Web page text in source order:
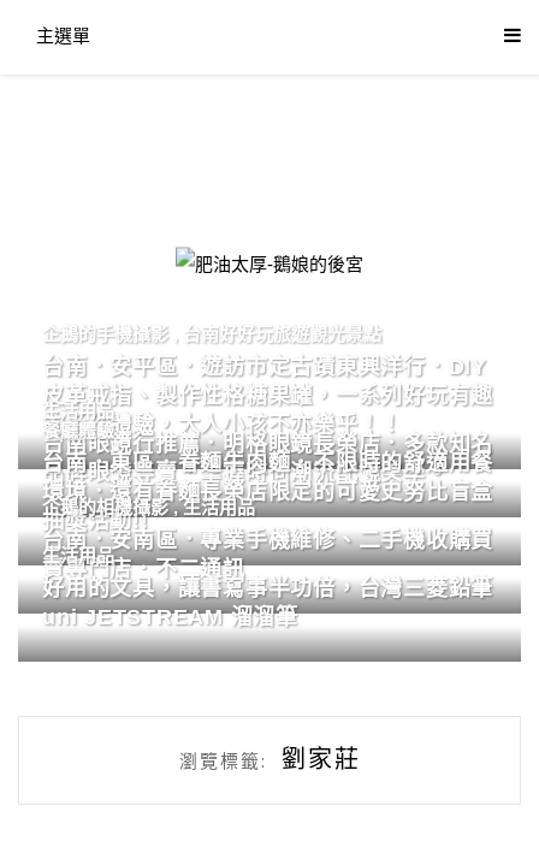
主選單
肥油太厚-鵝娘的後宮
企鵝的手機攝影 台南好好玩旅遊觀光景點
台南．安平區．遊訪市定古蹟東興洋行．DIY
皮革戒指、製作性格糖果罐，一系列好玩有趣
的手作體驗，大人小孩不亦樂乎！！
生活用品
台南眼鏡行推薦．明格眼鏡長榮店．多款知名
品牌眼鏡專賣．掌握時尚潮流配鏡美學。
餐廳體驗
台南．東區．眷麵牛肉麵．不限時的舒適用餐
環境．還有眷麵長榮店限定的可愛史努比盲盒
抽獎活動!!
企鵝的相機攝影,生活用品
台南．安南區．專業手機維修、二手機收購買
賣專門店．不二通訊
生活用品
好用的文具，讓書寫事半功倍，台灣三菱鉛筆
uni JETSTREAM 溜溜筆
瀏覽標籤: 劉家莊